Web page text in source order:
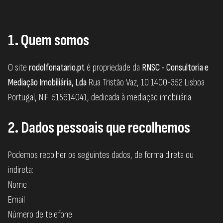
1. Quem somos
O site rodolfonatario.pt é propriedade da RNSC - Consultoria e
Mediação Imobiliária, Lda Rua Tristão Vaz, 10 1400-352 Lisboa
Portugal, NIF: 515614041, dedicada à mediação imobiliária.
2. Dados pessoais que recolhemos
Podemos recolher os seguintes dados, de forma direta ou
indireta:
Nome
Email
Número de telefone